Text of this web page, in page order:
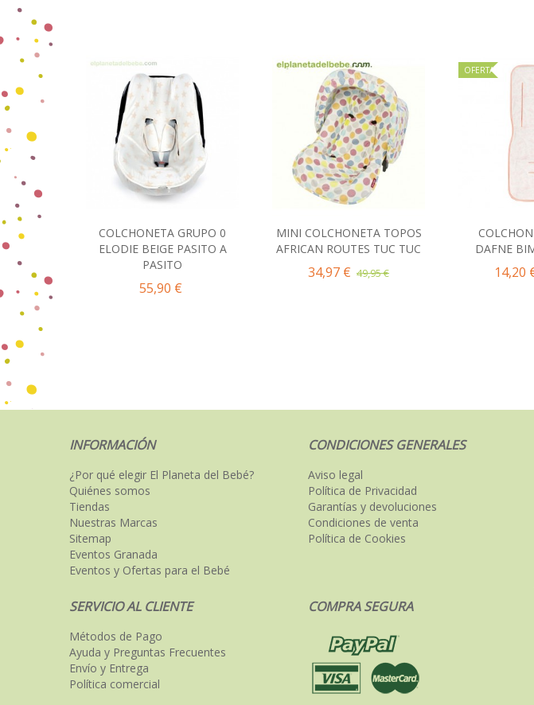
Añadir al carrito
COLCHONETA GRUPO 0
ELODIE BEIGE PASITO A
PASITO
55,90 €
Añadir al carrito
MINI COLCHONETA TOPOS
AFRICAN ROUTES TUC TUC
34,97 € 49,95 €
OFERTA
DAFNE
14,20
INFORMACIÓN
¿Por qué elegir El Planeta del Bebé?
Quiénes somos
Tiendas
Nuestras Marcas
Sitemap
Eventos Granada
Eventos y Ofertas para el Bebé
CONDICIONES GENERALES
Aviso legal
Política de Privacidad
Garantías y devoluciones
Condiciones de venta
Política de Cookies
SERVICIO AL CLIENTE
Métodos de Pago
Ayuda y Preguntas Frecuentes
Envío y Entrega
Política comercial
COMPRA SEGURA